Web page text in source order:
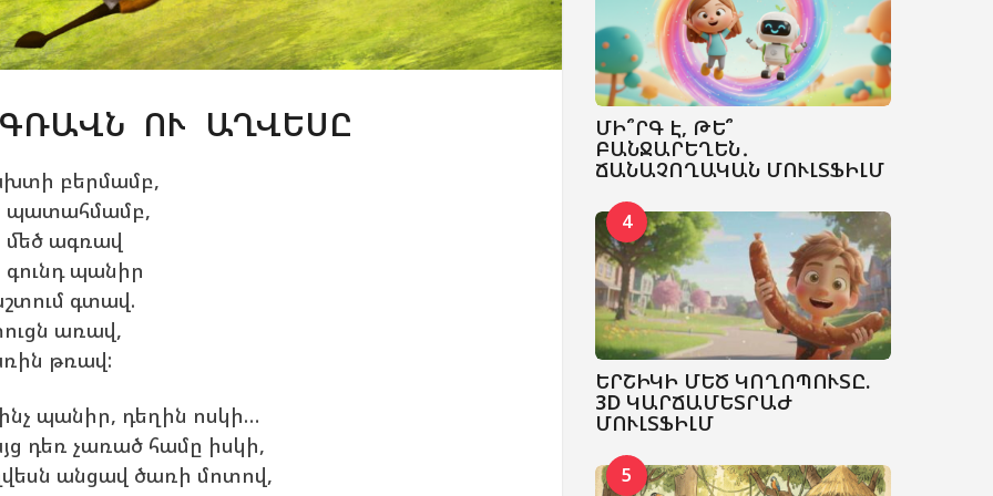
ՈՒ ԱՂՎԵՍԸ
բերմամբ,
պատահմամբ,
մեծ ագռավ
գունդ պանիր
գտավ.
առավ,
թռավ:
պանիր, դեղին ոսկի…
դեռ չառած համը իսկի,
անցավ ծառի մոտով,
ՄԻ՞ՐԳ Է, ԹԵ՞
ԲԱՆՋԱՐԵՂԵՆ․
ՃԱՆԱՉՈՂԱԿԱՆ ՄՈՒԼՏՖԻԼՄ
4
ԵՐՇԻԿԻ ՄԵԾ ԿՈՂՈՊՈՒՏԸ.
3D ԿԱՐՃԱՄԵՏՐԱԺ
ՄՈՒԼՏՖԻԼՄ
5